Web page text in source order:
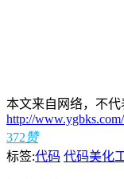
本文来自网络，不代
http://
372赞
标签:代码 代码美化